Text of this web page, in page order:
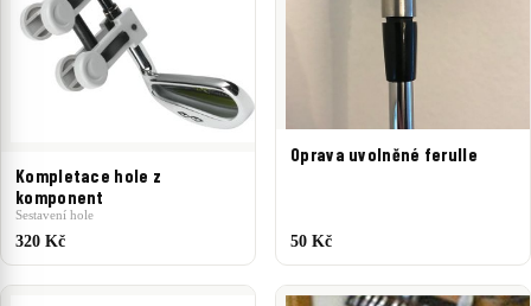
Kompletace hole z
komponent
Sestavení hole
320 Kč
Oprava uvolněné ferulle
50 Kč